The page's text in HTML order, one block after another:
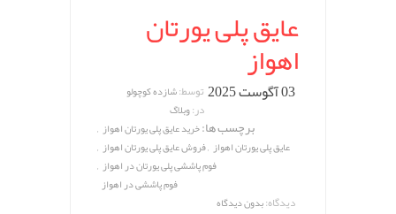
عایق پلی یورتان
اهواز
03 آگوست 2025 توسط:شازده کوچولو
در:وبلاگ
برچسب ها:خرید عایق پلی یورتان اهواز ,
عایق پلی یورتان اهواز ,فروش عایق پلی یورتان اهواز ,
فوم پاششی پلی یورتان در اهواز ,
فوم پاششی در اهواز
دیدگاه:بدون دیدگاه